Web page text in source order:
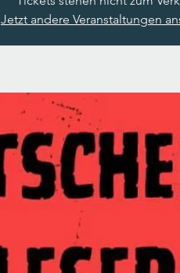
Jetzt andere Veranstaltungen